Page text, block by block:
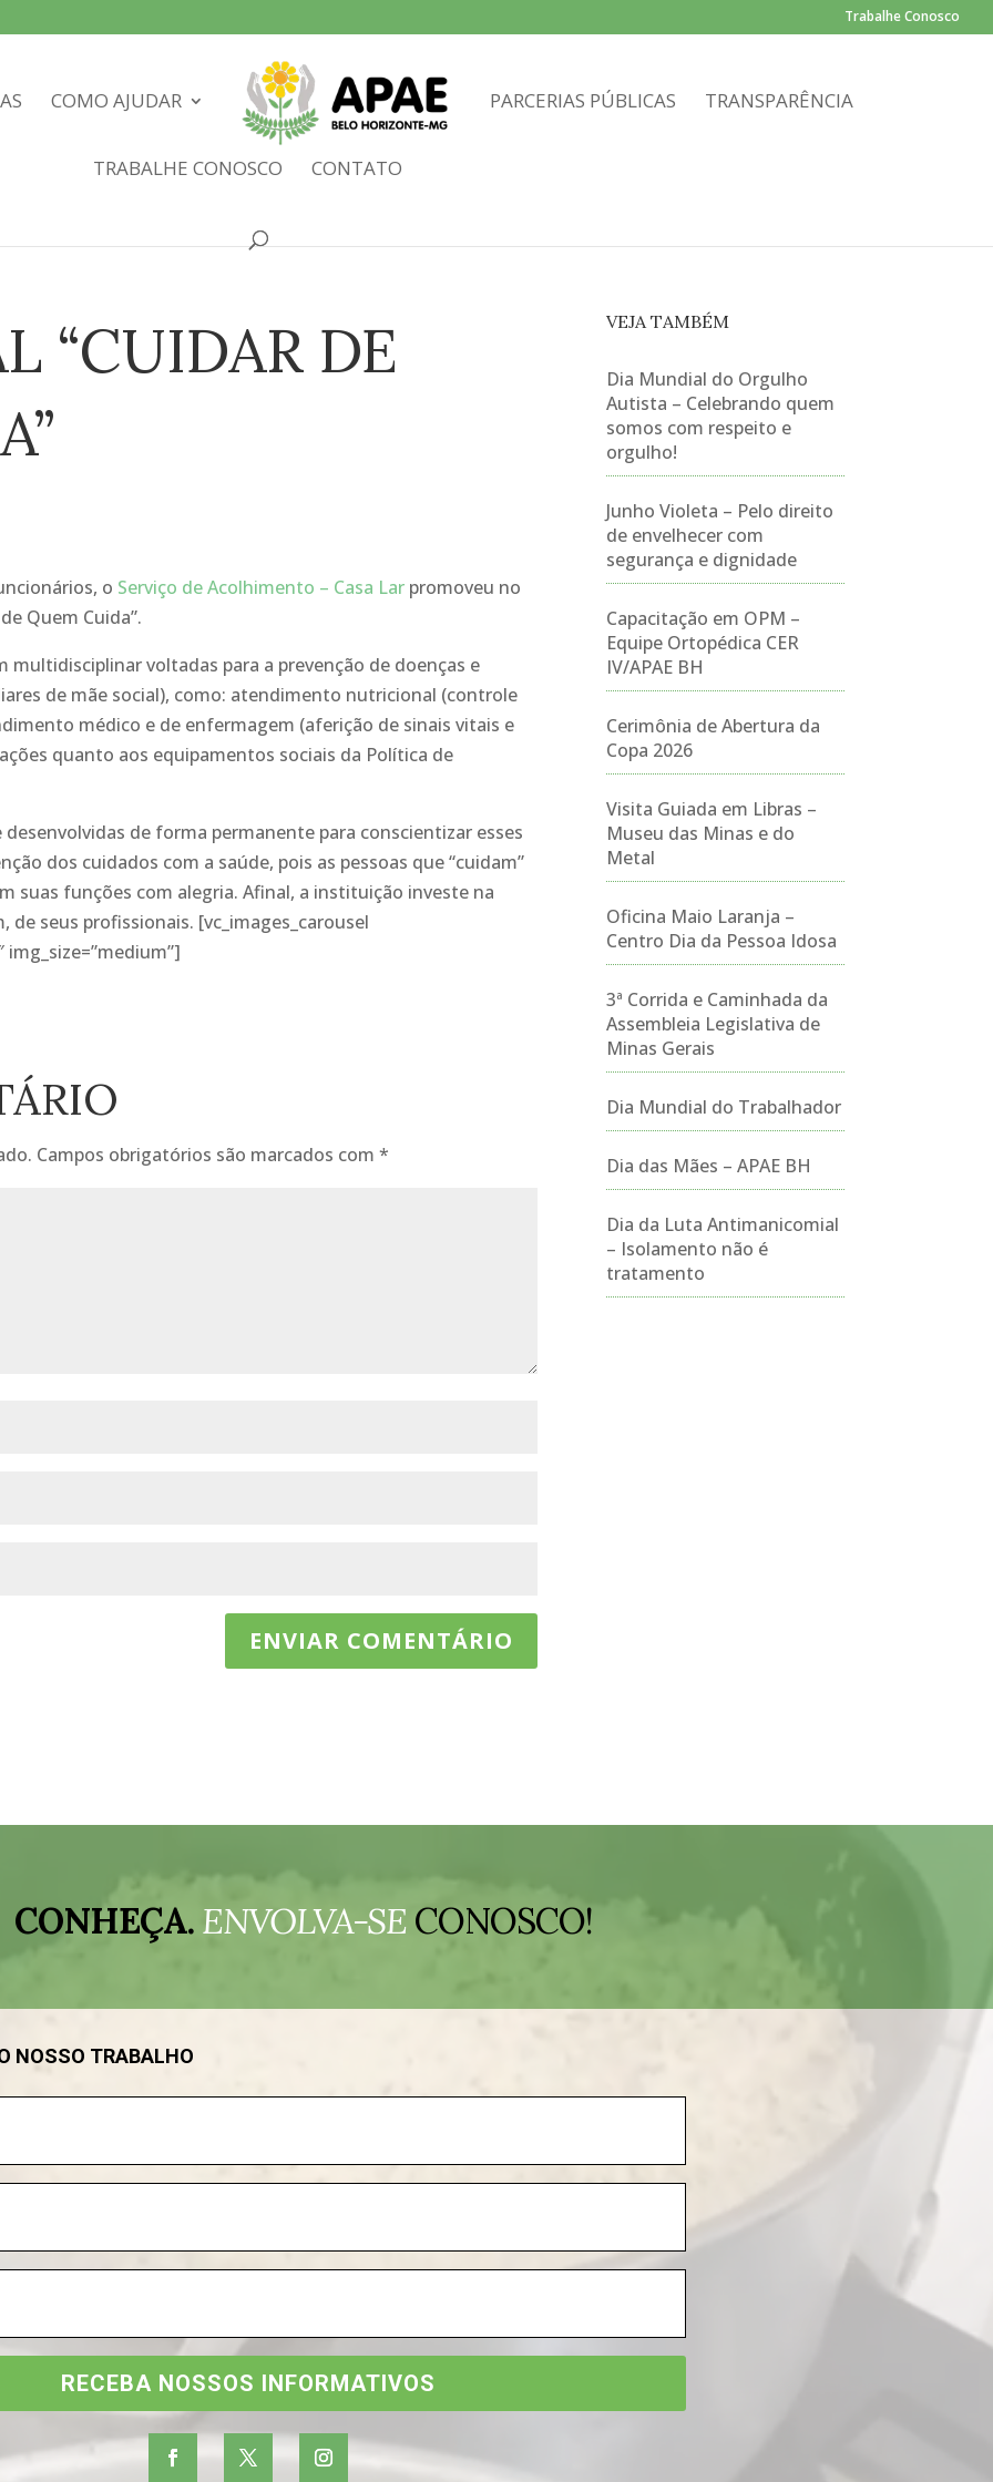
Trabalhe Conosco
COMO AJUDAR PARCERIAS PÚBLICAS TRANSPARÊNCIA
TRABALHE CONOSCO CONTATO
“CUIDAR DE
o Serviço de Acolhimento – Casa Lar promoveu no
Quem Cuida”.
multidisciplinar voltadas para a prevenção de doenças e
de mãe social), como: atendimento nutricional (controle
médico e de enfermagem (aferição de sinais vitais e
quanto aos equipamentos sociais da Política de
de forma permanente para conscientizar esses
dos cuidados com a saúde, pois as pessoas que “cuidam”
suas funções com alegria. Afinal, a instituição investe na
seus profissionais. [vc_images_carousel
img_size=”medium”]
Campos obrigatórios são marcados com*
VEJA TAMBÉM
Dia Mundial do Orgulho
Autista – Celebrando quem
somos com respeito e
orgulho!
Junho Violeta – Pelo direito
de envelhecer com
segurança e dignidade
Capacitação em OPM –
Equipe Ortopédica CER
IV/APAE BH
Cerimônia de Abertura da
Copa 2026
Visita Guiada em Libras –
Museu das Minas e do
Metal
Oficina Maio Laranja –
Centro Dia da Pessoa Idosa
3ª Corrida e Caminhada da
Assembleia Legislativa de
Minas Gerais
Dia Mundial do Trabalhador
Dia das Mães – APAE BH
Dia da Luta Antimanicomial
– Isolamento não é
tratamento
CONHEÇA.ENVOLVA-SE CONOSCO!
NOSSO TRABALHO
RECEBA NOSSOS INFORMATIVOS